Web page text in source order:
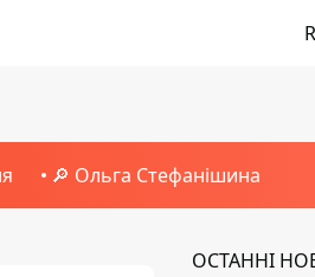
🔎 Ольга Стефанішина
ОСТАННІ